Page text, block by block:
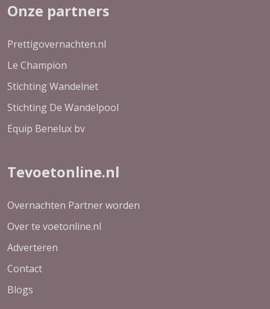
Onze partners
Prettigovernachten.nl
Le Champion
Stichting Wandelnet
Stichting De Wandelpool
Equip Benelux bv
Tevoetonline.nl
Overnachten Partner worden
Over te voetonline.nl
Adverteren
Contact
Blogs